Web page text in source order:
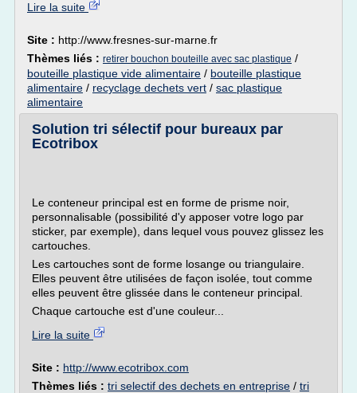
Lire la suite
Site : http://www.fresnes-sur-marne.fr
Thèmes liés : retirer bouchon bouteille avec sac plastique /
bouteille plastique vide alimentaire / bouteille plastique
alimentaire / recyclage dechets vert / sac plastique
alimentaire
Solution tri sélectif pour bureaux par
Ecotribox
Le conteneur principal est en forme de prisme noir,
personnalisable (possibilité d'y apposer votre logo par
sticker, par exemple), dans lequel vous pouvez glissez les
cartouches.
Les cartouches sont de forme losange ou triangulaire.
Elles peuvent être utilisées de façon isolée, tout comme
elles peuvent être glissée dans le conteneur principal.
Chaque cartouche est d'une couleur...
Lire la suite
Site : http://www.ecotribox.com
Thèmes liés : tri selectif des dechets en entreprise / tri